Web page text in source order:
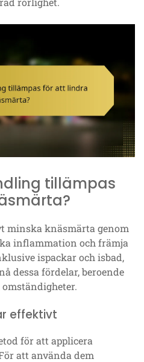
tillämpas
minska knäsmärta genom
inflammation och främja
ispackar och isbad,
dessa fördelar, beroende
effektivt
för att applicera
att använda dem